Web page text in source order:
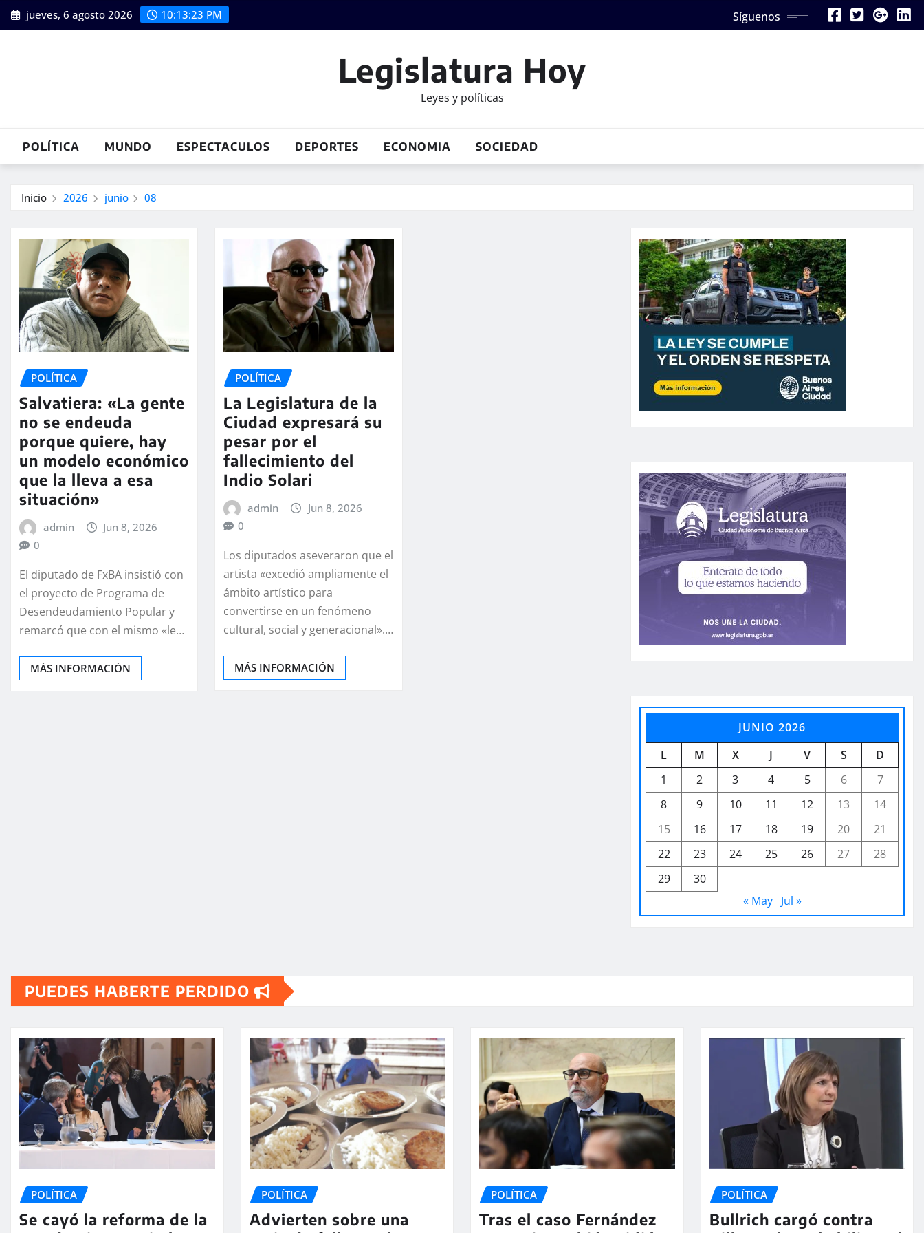
Saltar
al
jueves, 6 agosto 2026 10:13:24 PM Síguenos
Legislatura Hoy
Leyes y políticas
POLÍTICA MUNDO ESPECTACULOS DEPORTES ECONOMIA SOCIEDAD
Inicio 2026 junio 08
POLÍTICA
Salvatiera: «La gente
no se endeuda
porque quiere, hay
un modelo económico
que la lleva a esa
situación»
admin
Jun 8, 2026
0
El diputado de FxBA insistió con
el proyecto de Programa de
Desendeudamiento Popular y
remarcó que con el mismo «le…
MÁS INFORMACIÓN
POLÍTICA
La Legislatura de la
Ciudad expresará su
pesar por el
fallecimiento del
Indio Solari
admin
Jun 8, 2026
0
Los diputados aseveraron que el
artista «excedió ampliamente el
ámbito artístico para
convertirse en un fenómeno
cultural, social y generacional».…
MÁS INFORMACIÓN
JUNIO 2026
L
M X J V S
D
1
2 3 4 5 6
7
8
9 10 11 12 13
14
15
16 17 18 19 20
21
22
23 24 25 26 27
28
29
30
« May
Jul »
PUEDES HABERTE PERDIDO
POLÍTICA
Se cayó la reforma de la
POLÍTICA
Advierten sobre una
POLÍTICA
Tras el caso Fernández
POLÍTICA
Bullrich cargó contra